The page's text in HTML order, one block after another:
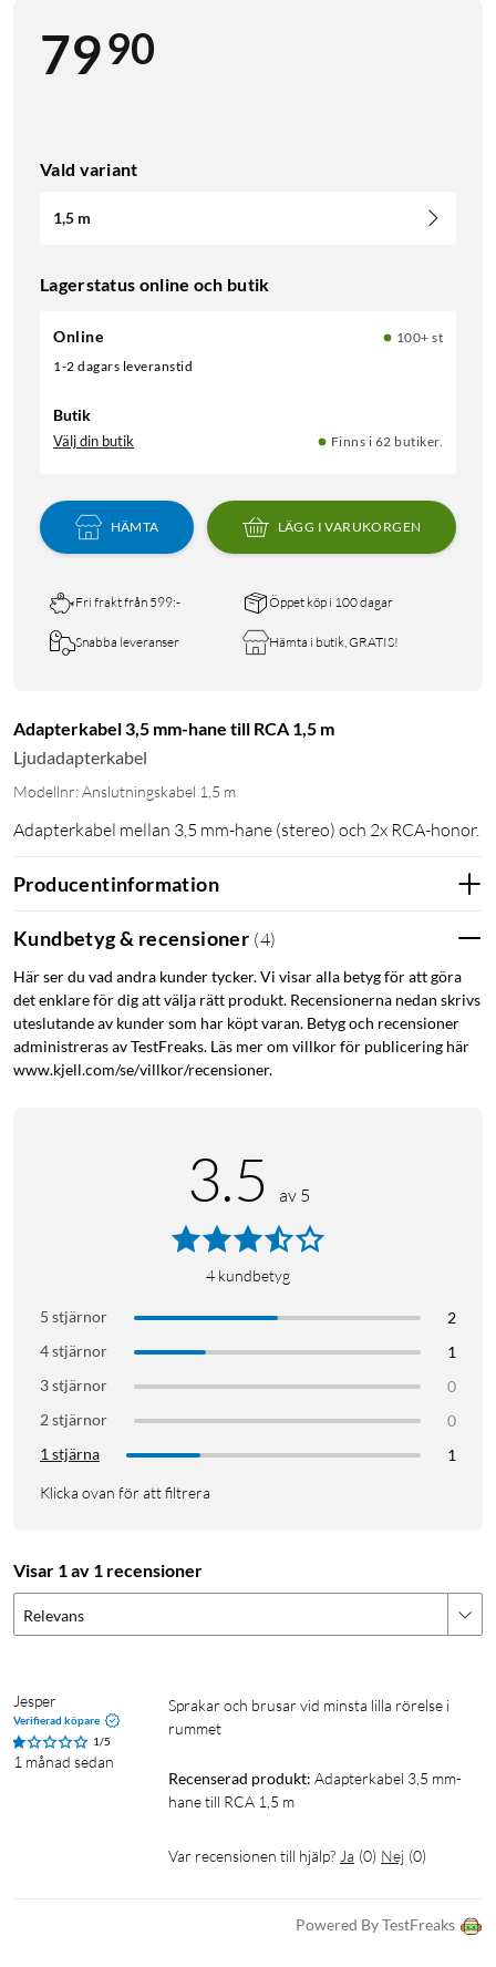
7990
Vald variant
1,5 m
Lagerstatus online och butik
Online
100+ st
1-2 dagars leveranstid
Butik
Välj din butik Finns i 62 butiker.
HÄMTA LÄGG I VARUKORGEN
Fri frakt från 599:- Öppet köp i 100 dagar
Snabba leveranser Hämta i butik, GRATIS!
Adapterkabel 3,5 mm-hane till RCA 1,5 m
Ljudadapterkabel
Modellnr: Anslutningskabel 1,5 m
Adapterkabel mellan 3,5 mm-hane (stereo) och 2x RCA-honor.
Producentinformation
Kundbetyg & recensioner (4)
Här ser du vad andra kunder tycker. Vi visar alla betyg för att göra
det enklare för dig att välja rätt produkt. Recensionerna nedan skrivs
uteslutande av kunder som har köpt varan. Betyg och recensioner
administreras av TestFreaks. Läs mer om villkor för publicering här
www.kjell.com/se/villkor/recensioner.
3.5 av 5
4 kundbetyg
5 stjärnor
2
4 stjärnor
1
3 stjärnor
0
2 stjärnor
0
1 stjärna
1
Klicka ovan för att filtrera
Visar 1 av 1 recensioner
Relevans
Jesper
Verifierad köpare
1/5
1 månad sedan
Sprakar och brusar vid minsta lilla rörelse i
rummet
Recenserad produkt: Adapterkabel 3,5 mm-
hane till RCA 1,5 m
Var recensionen till hjälp? Ja (0) Nej (0)
Powered By TestFreaks